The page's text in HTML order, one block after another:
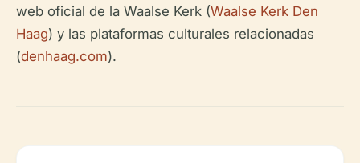
web oficial de la Waalse Kerk (Waalse Kerk Den
Haag) y las plataformas culturales relacionadas
(denhaag.com).